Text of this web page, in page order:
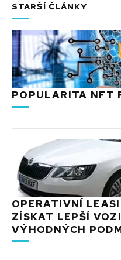
STARŠÍ ČLÁNKY
POPULARITA NFT
OPERATIVNÍ
ZÍSKAT LEPŠÍ
VÝHODNÝCH